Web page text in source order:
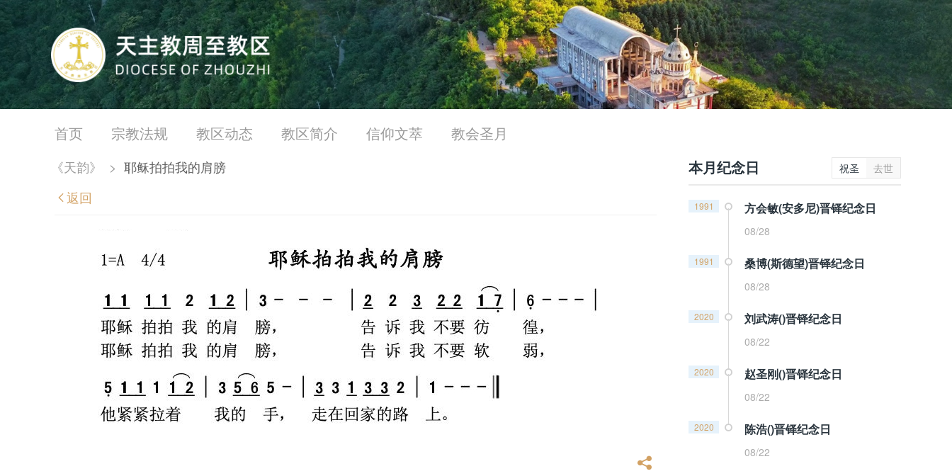
首页 宗教法规 教区动态 教区简介 信仰文萃 教会圣月
《天韵》 > 耶稣拍拍我的肩膀
返回
本月纪念日 祝圣 去世
1991 方会敏(安多尼)晋铎纪念日
08/28
1991 桑博(斯德望)晋铎纪念日
08/28
2020 刘武涛()晋铎纪念日
08/22
2020 赵圣刚()晋铎纪念日
08/22
2020 陈浩()晋铎纪念日
08/22